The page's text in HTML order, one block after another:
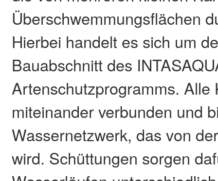
Überschwemmungsflächen
Hierbei handelt es sich um
Bauabschnitt des
Artenschutzprogramms. Alle
miteinander verbunden und
Wassernetzwerk, das von
wird. Schüttungen sorgen